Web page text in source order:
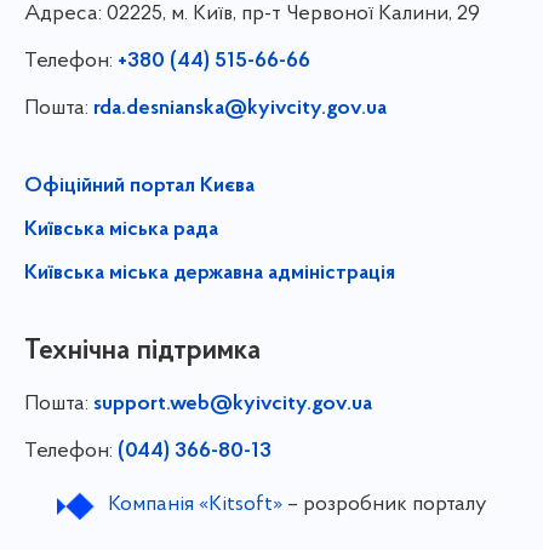
Адреса: 02225, м. Київ, пр-т Червоної Калини, 29
Телефон: +380 (44) 515-66-66
Пошта: rda.desnianska@kyivcity.gov.ua
Офіційний портал Києва
Київська міська рада
Київська міська державна адміністрація
Технічна підтримка
Пошта: support.web@kyivcity.gov.ua
Телефон: (044) 366-80-13
Компанія «Kitsoft»– розробник порталу